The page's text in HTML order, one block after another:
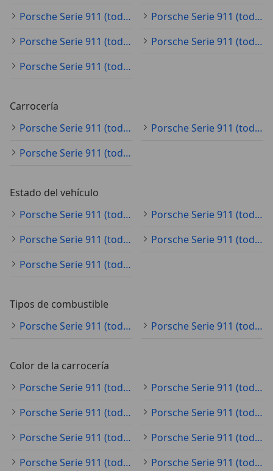
Porsche Serie 911 (todo) 911-carrera-4s-pdk
Porsche Serie 911 (todo) 911-carrera-cabriolet-pdk
Porsche Serie 911 (todo) 911-carrera-gts-cabriolet
Porsche Serie 911 (todo) 911-carrera-s
Porsche Serie 911 (todo) 911-turbo
Carrocería
Porsche Serie 911 (todo) coupé
Porsche Serie 911 (todo) cabrio
Porsche Serie 911 (todo) coche pequeño
Estado del vehículo
Porsche Serie 911 (todo) ocasión
Porsche Serie 911 (todo) KM0
Porsche Serie 911 (todo) clásico
Porsche Serie 911 (todo) nuevo
Porsche Serie 911 (todo) demostración
Tipos de combustible
Porsche Serie 911 (todo) gasolina
Porsche Serie 911 (todo) electro/gasolina
Color de la carrocería
Porsche Serie 911 (todo) negro
Porsche Serie 911 (todo) gris
Porsche Serie 911 (todo) blanco
Porsche Serie 911 (todo) azul
Porsche Serie 911 (todo) rojo
Porsche Serie 911 (todo) plateado
Porsche Serie 911 (todo) verde
Porsche Serie 911 (todo) amarillo